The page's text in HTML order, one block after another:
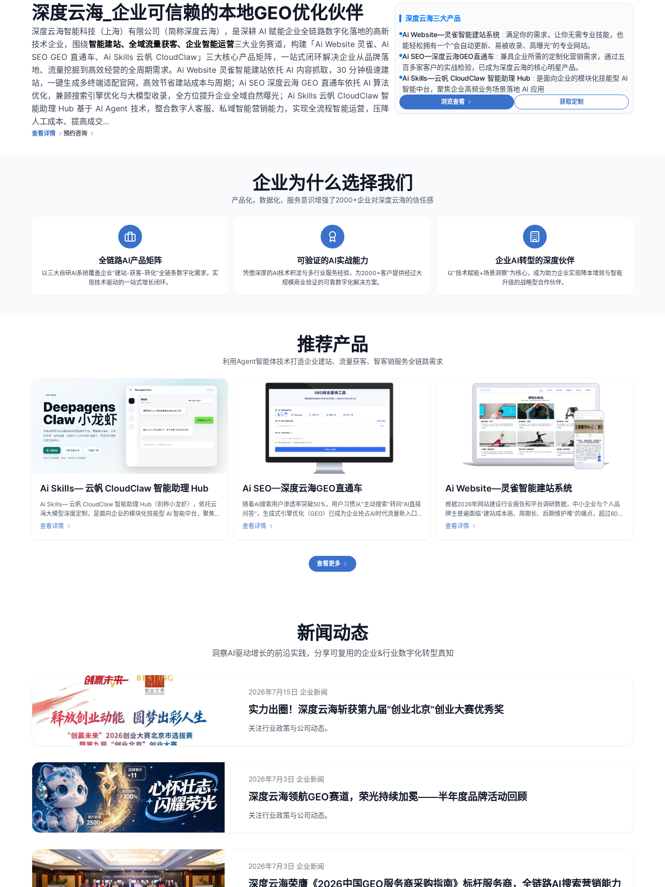
深度云海_企业可信赖的本地GEO优化伙伴
深度云海智能科技（上海）有限公司（简称深度云海），是深耕 AI 赋能企业全链路数字化落地的高新
技术企业，围绕智能建站、全域流量获客、企业智能运营三大业务赛道，构建「Ai Website 灵雀、Ai
SEO GEO 直通车、Ai Skills 云帆 CloudClaw」三大核心产品矩阵，一站式闭环解决企业从品牌落
地、流量挖掘到高效经营的全周期需求。Ai Website 灵雀智能建站依托 AI 内容抓取，30 分钟极速建
站，一键生成多终端适配官网，高效节省建站成本与周期；Ai SEO 深度云海 GEO 直通车依托 AI 算法
优化，兼顾搜索引擎优化与大模型收录，全方位提升企业全域自然曝光；Ai Skills 云帆 CloudClaw 智
能助理 Hub 基于 AI Agent 技术，整合数字人客服、私域智能营销能力，实现全流程智能运营，压降
人工成本、提高成交...
查看详情 预约咨询
深度云海三大产品
Ai Website—灵雀智能建站系统 : 满足你的需求，让你无需专业技能，也
能轻松拥有一个“会自动更新、易被收录、高曝光”的专业网站。
Ai SEO—深度云海GEO直通车 : 兼具企业所需的定制化营销需求，通过五
百多家客户的实战检验，已成为深度云海的核心明星产品。
Ai Skills—云帆 CloudClaw 智能助理 Hub : 是面向企业的模块化技能型 AI
智能中台，聚焦企业高频业务场景落地 AI 应用
浏览查看 获取定制
企业为什么选择我们
产品化，数据化，服务意识增强了2000+企业对深度云海的信任感
全链路AI产品矩阵
以三大自研AI系统覆盖企业“建站-获客-转化”全链条数字化需求，实
现技术驱动的一站式增长闭环。
可验证的AI实战能力
凭借深厚的AI技术积淀与多行业服务经验，为2000+客户提供经过大
规模商业验证的可靠数字化解决方案。
企业AI转型的深度伙伴
以“技术赋能+场景洞察”为核心，成为助力企业实现降本增效与智能
升级的战略型合作伙伴。
推荐产品
利用Agent智能体技术打造企业建站、流量获客、智客销服务全链路需求
Ai Skills— 云帆 CloudClaw 智能助理 Hub
Ai Skills— 云帆 CloudClaw 智能助理 Hub（别称小龙虾），依托云
海大模型深度定制，是面向企业的模块化技能型 AI 智能中台，聚焦
企业高频业务场景落地 AI 应用。产品采用类小龙虾分段式模块化架
查看详情
Ai SEO—深度云海GEO直通车
随着AI搜索用户渗透率突破50%，用户习惯从“主动搜索”转向“AI直接
问答”，生成式引擎优化（GEO）已成为企业抢占AI时代流量新入口
的核心赛道。传统SEO工具难以适配AI大模型的语义解析逻辑，无法
Profound、Semrush的专业能力，聚焦GEO优化核心服务，已成功
服务五百多家各行业客户，凭借显著的流量提升与转化增长效果，成
查看详情
Ai Website—灵雀智能建站系统
根据2026年网站建设行业报告和平台调研数据，中小企业与个人品
牌主普遍面临“建站成本高、周期长、后期维护难”的痛点，超过60%
的用户表示希望有“像办公软件一样简单”的工具来搭建与运营网站。
查看详情
查看更多
新闻动态
洞察AI驱动增长的前沿实践，分享可复用的企业&行业数字化转型真知
2026年7月15日·企业新闻
实力出圈！深度云海斩获第九届“创业北京”创业大赛优秀奖
关注行业政策与公司动态。
2026年7月3日·企业新闻
深度云海领航GEO赛道，荣光持续加冕——半年度品牌活动回顾
关注行业政策与公司动态。
2026年7月3日·企业新闻
深度云海荣膺《2026中国GEO服务商采购指南》标杆服务商，全链路AI搜索营销能力